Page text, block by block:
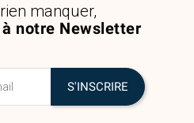
notre Newsletter
manquer,